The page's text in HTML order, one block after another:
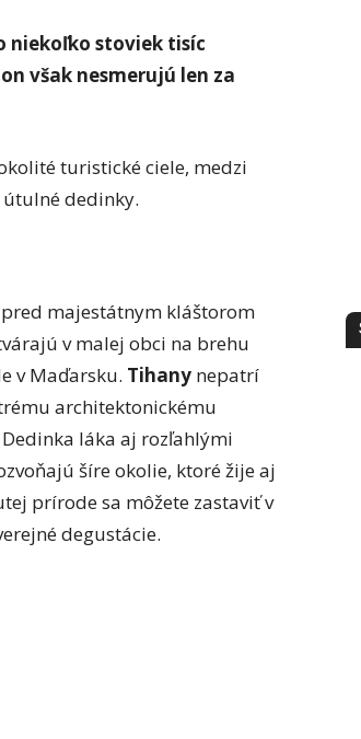
niekoľko stoviek tisíc
však nesmerujú len za
turistické ciele, medzi
dedinky.
pred majestátnym kláštorom
v malej obci na brehu
v Maďarsku. Tihany nepatrí
architektonickému
láka aj rozľahlými
šíre okolie, ktoré žije aj
prírode sa môžete zastaviť v
degustácie.